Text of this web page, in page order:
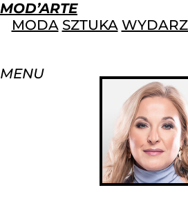
MOD’ARTE
MODA SZTUKA
MENU